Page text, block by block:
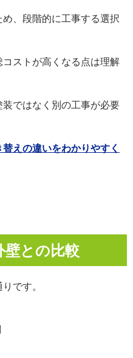
、段階的に工事する選択
ストが高くなる点は理解
ではなく別の工事が必要
えの違いをわかりやすく
壁との比較
です。